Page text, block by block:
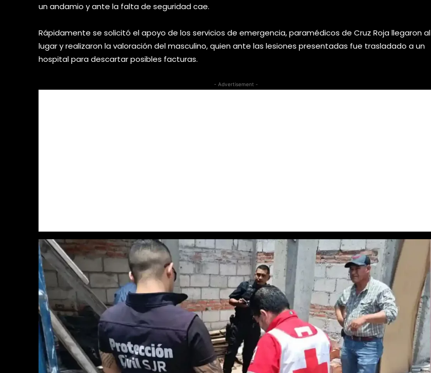
un andamio y ante la falta de seguridad cae.
Rápidamente se solicitó el apoyo de los servicios de emergencia, paramédicos de Cruz Roja llegaron al
lugar y realizaron la valoración del masculino, quien ante las lesiones presentadas fue trasladado a un
hospital para descartar posibles facturas.
- Advertisement -